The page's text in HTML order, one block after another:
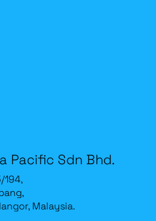
Pacific Sdn Bhd.
194,
Malaysia.